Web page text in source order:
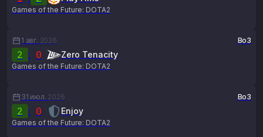
Games of the Future: DOTA2
1 авг. 2026 Bo3
2 : 0 Zero Tenacity
Games of the Future: DOTA2
31 июл. 2026 Bo3
2 : 0 Enjoy
Games of the Future: DOTA2